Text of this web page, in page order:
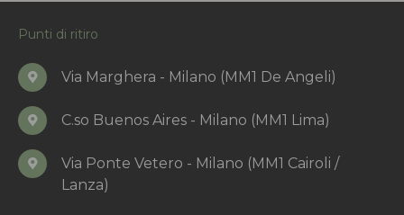
Punti di ritiro
Via Marghera - Milano (MM1 De Angeli)
C.so Buenos Aires - Milano (MM1 Lima)
Via Ponte Vetero - Milano (MM1 Cairoli /
Lanza)